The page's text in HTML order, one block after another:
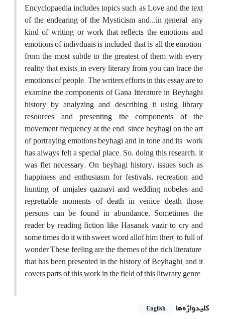
Encyclopaedia includes topics such as Love and the text
of the endearing of the Mysticism and…in general, any
kind of writing or work that reflects the emotions and
emotions of indivduais is included, that is, all the emotion
from the most subtle to the greatest of them with every
reality that exists, in every literary from you can trace the
emotions of people. The writers efforts in this essay are to
examine the components of Gana literature in Beyhaghi
history by analyzing and describing it using library
resources and presenting the components of the
movement frequency at the end. since beyhagi on the art
of portraying emotions beyhagi and in tone and its work
has always felt a special place. So، doing this research، it
was flet necessary. On beyhagi history، issues such as
happiness and enthusiasm for festivals، recreation and
hunting of umjales qaznavi and wedding nobeles and
regrettable moments of death in venice death those
persons can be found in abundance. Sometimes the
reader by reading fiction like Hasanak vazir to cry and
some times do it with sweet word allof him )her( to full of
wonder These feeling are the themes of the rich literature
that has been presented in the history of Beyhaghi, and it
covers parts of this work in the field of this litwrary genre
کلیدواژه‌ها English